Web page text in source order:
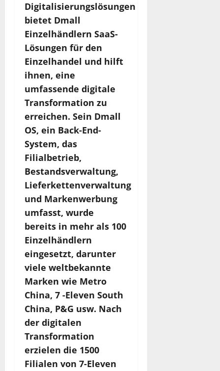
Digitalisierungslösungen
bietet Dmall
Einzelhändlern SaaS-
Lösungen für den
Einzelhandel und hilft
ihnen, eine
umfassende digitale
Transformation zu
erreichen. Sein Dmall
OS, ein Back-End-
System, das
Filialbetrieb,
Bestandsverwaltung,
Lieferkettenverwaltung
und Markenwerbung
umfasst, wurde
bereits in mehr als 100
Einzelhändlern
eingesetzt, darunter
viele weltbekannte
Marken wie Metro
China, 7 -Eleven South
China, P&G usw. Nach
der digitalen
Transformation
erzielen die 1500
Filialen von 7-Eleven